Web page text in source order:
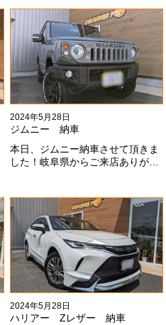
利用頂きありがとうございます
#x1f60a;
2024年5月28日
ジムニー 納車
本日、ジムニー納車させて頂きま
した！岐阜県からご来店ありがと
ープンカントリー、ホイールと、
可愛い仕様になりました！これか
らもよろしくお願いします
#x1f647;#x200d;#x2640;#xfe0f;
2024年5月28日
ハリアー Zレザー 納車